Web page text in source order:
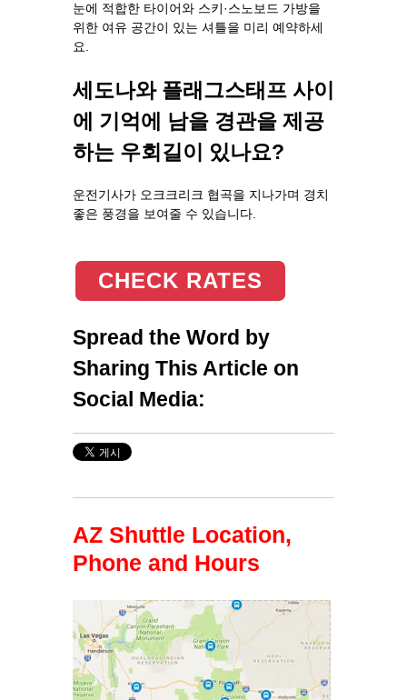
눈에 적합한 타이어와 스키·스노보드 가방을
위한 여유 공간이 있는 셔틀을 미리 예약하세
요.
세도나와 플래그스태프 사이
에 기억에 남을 경관을 제공
하는 우회길이 있나요?
운전기사가 오크크리크 협곡을 지나가며 경치
좋은 풍경을 보여줄 수 있습니다.
CHECK RATES
Spread the Word by
Sharing This Article on
Social Media:
AZ Shuttle Location,
Phone and Hours